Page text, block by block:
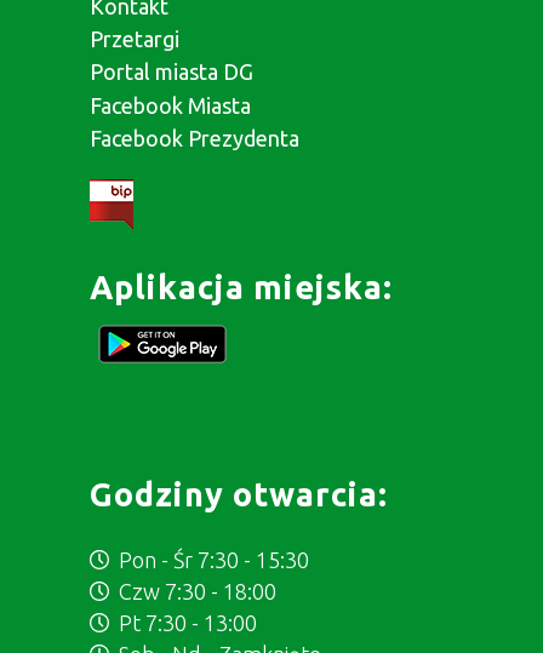
Kontakt
Przetargi
Portal miasta DG
Facebook Miasta
Facebook Prezydenta
Aplikacja miejska:
Godziny otwarcia:
Pon - Śr 7:30 - 15:30
Czw 7:30 - 18:00
Pt 7:30 - 13:00